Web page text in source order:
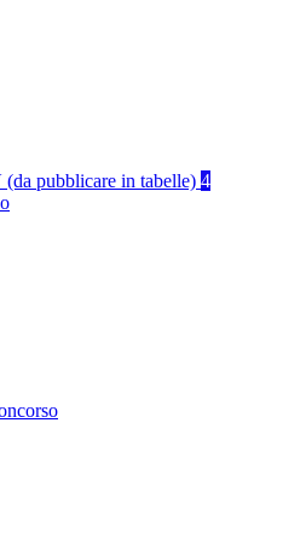
pubblicare in tabelle) 4